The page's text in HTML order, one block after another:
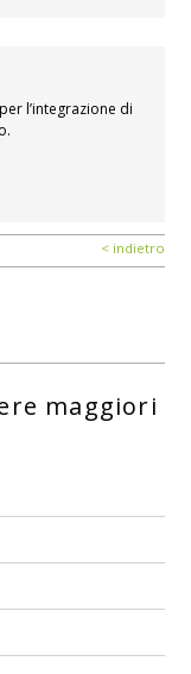
l’integrazione di
< indietro
maggiori